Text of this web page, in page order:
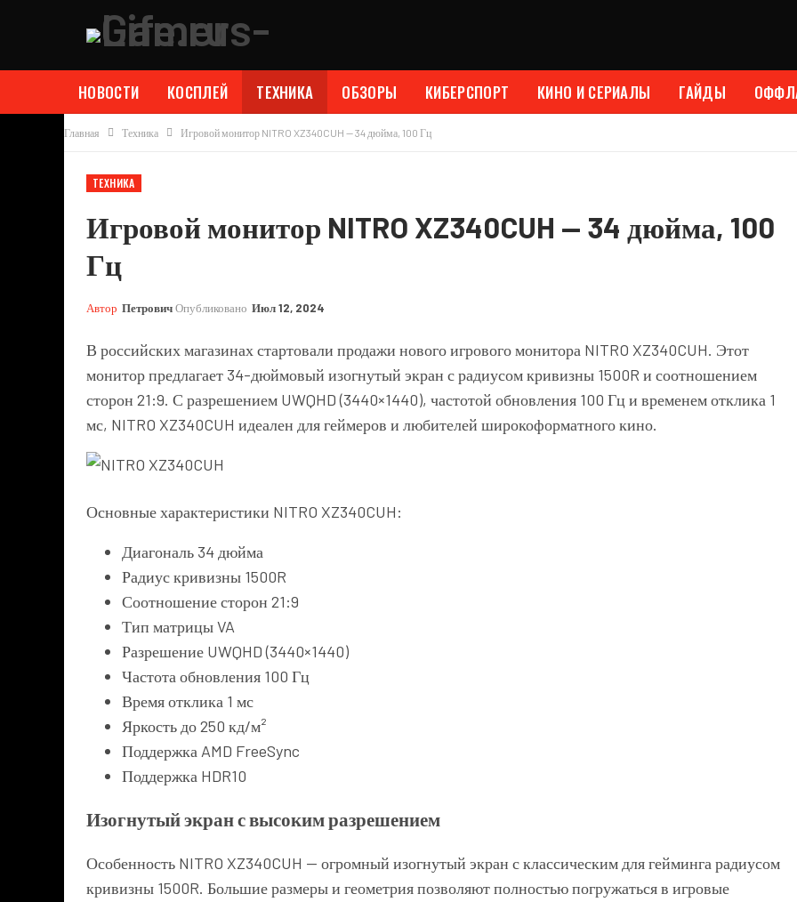
НОВОСТИ КОСПЛЕЙ ТЕХНИКА ОБЗОРЫ КИБЕРСПОРТ КИНО И СЕРИАЛЫ ГАЙДЫ
Главная Техника Игровой монитор NITRO XZ340CUH — 34 дюйма, 100 Гц
ТЕХНИКА
Игровой монитор NITRO XZ340CUH — 34 дюйма, 100
Гц
Автор ПетровичОпубликовано Июл 12, 2024
В российских магазинах стартовали продажи нового игрового монитора NITRO XZ340CUH. Этот
монитор предлагает 34-дюймовый изогнутый экран с радиусом кривизны 1500R и соотношением
сторон 21:9. С разрешением UWQHD (3440×1440), частотой обновления 100 Гц и временем отклика 1
мс, NITRO XZ340CUH идеален для геймеров и любителей широкоформатного кино.
Основные характеристики NITRO XZ340CUH:
Диагональ 34 дюйма
Радиус кривизны 1500R
Соотношение сторон 21:9
Тип матрицы VA
Разрешение UWQHD (3440×1440)
Частота обновления 100 Гц
Время отклика 1 мс
Яркость до 250 кд/м²
Поддержка AMD FreeSync
Поддержка HDR10
Изогнутый экран с высоким разрешением
Особенность NITRO XZ340CUH — огромный изогнутый экран с классическим для гейминга радиусом
кривизны 1500R. Большие размеры и геометрия позволяют полностью погружаться в игровые